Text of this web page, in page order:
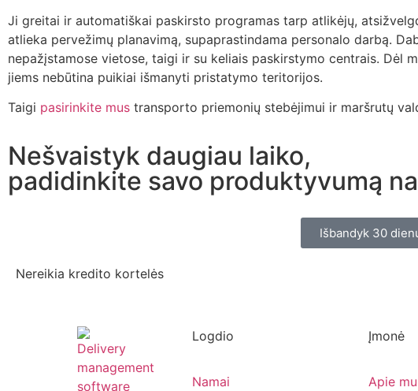
Ji greitai ir automatiškai paskirsto programas tarp atlikėjų,
atlieka pervežimų planavimą, supaprastindama personalo darbą.
nepažįstamose vietose, taigi ir su keliais paskirstymo centrais. Dėl
jiems nebūtina puikiai išmanyti pristatymo teritorijos.
Taigi pasirinkite mus transporto priemonių stebėjimui ir maršrutų
Nešvaistyk daugiau laiko,
padidinkite savo produktyvumą
Išbandyk 30
Nereikia kredito kortelės
Logdio
Namai
Įmonė
Apie